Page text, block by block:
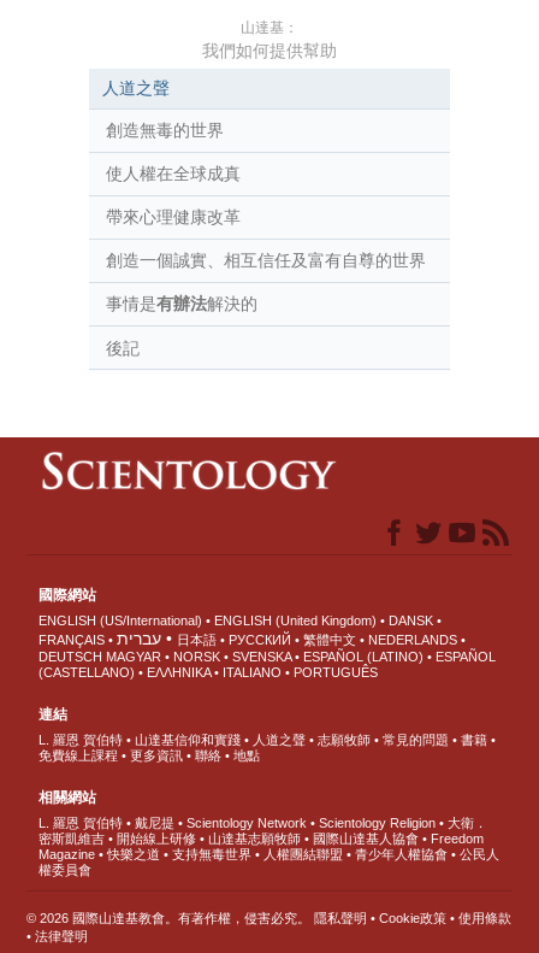
山達基：
我們如何提供幫助
人道之聲
創造無毒的世界
使人權在全球成真
帶來心理健康改革
創造一個誠實、相互信任及富有自尊的世界
事情是有辦法解決的
後記
國際網站
ENGLISH (US/International) ENGLISH (United Kingdom)
DANSK
FRANÇAIS
עברית 日本語 РУССКИЙ 繁體中文
NEDERLANDS
DEUTSCH MAGYAR NORSK SVENSKA ESPAÑOL (LATINO)
ESPAÑOL
(CASTELLANO)
ΕΛΛΗΝΙΚA ITALIANO PORTUGUÊS
連結
L. 羅恩 賀伯特 山達基信仰和實踐 人道之聲 志願牧師 常見的問題
書籍
免費線上課程
更多資訊 聯絡 地點
相關網站
L. 羅恩 賀伯特 戴尼提 Scientology Network Scientology Religion
大衛．
密斯凱維吉
開始線上研修 山達基志願牧師 國際山達基人協會
Freedom
Magazine
快樂之道 支持無毒世界 人權團結聯盟 青少年人權協會
公民人
權委員會
© 2026 國際山達基教會。有著作權，侵害必究。隱私聲明 •Cookie政策 •使用條款
•法律聲明